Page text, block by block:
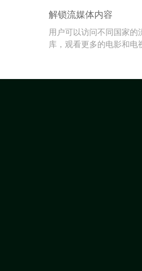
解锁流媒体内容
用户可以访问不同国家的
库，观看更多的电影和电